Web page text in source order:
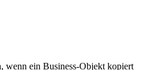
wenn ein Business-Objekt kopiert